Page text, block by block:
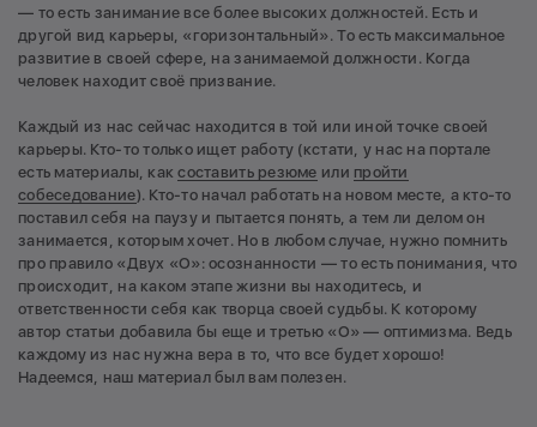
— то есть занимание все более высоких должностей. Есть и
другой вид карьеры, «горизонтальный». То есть максимальное
развитие в своей сфере, на занимаемой должности. Когда
человек находит своё призвание.
Каждый из нас сейчас находится в той или иной точке своей
карьеры. Кто-то только ищет работу (кстати, у нас на портале
есть материалы, каксоставить резюме или пройти
собеседование). Кто-то начал работать на новом месте, а кто-то
поставил себя на паузу и пытается понять, а тем ли делом он
занимается, которым хочет. Но в любом случае, нужно помнить
про правило «Двух «О»: осознанности — то есть понимания, что
происходит, на каком этапе жизни вы находитесь, и
ответственности себя как творца своей судьбы. К которому
автор статьи добавила бы еще и третью «О» — оптимизма. Ведь
каждому из нас нужна вера в то, что все будет хорошо!
Надеемся, наш материал был вам полезен.